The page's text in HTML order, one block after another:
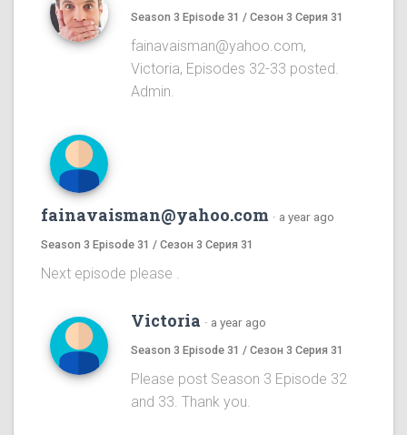
Season 3 Episode 31 / Сезон 3 Серия 31
fainavaisman@yahoo.com,
Victoria, Episodes 32-33 posted.
Admin.
fainavaisman@yahoo.com · a year ago
Season 3 Episode 31 / Сезон 3 Серия 31
Next episode please .
Victoria · a year ago
Season 3 Episode 31 / Сезон 3 Серия 31
Please post Season 3 Episode 32
and 33. Thank you.